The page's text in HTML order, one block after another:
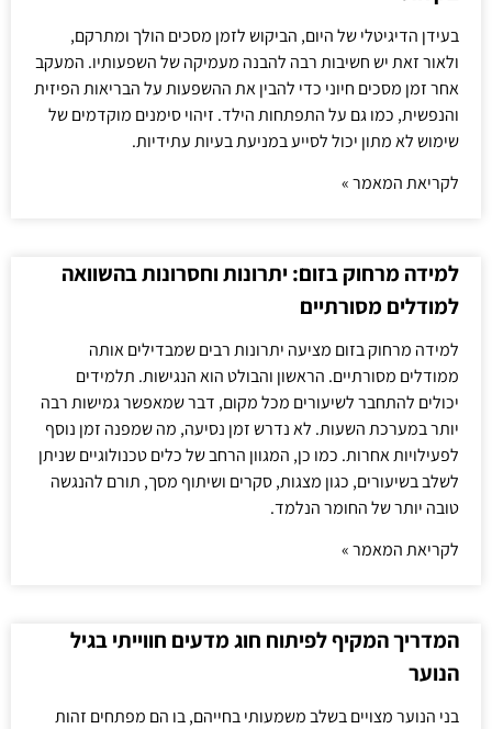
בעידן הדיגיטלי של היום, הביקוש לזמן מסכים הולך ומתרקם,
ולאור זאת יש חשיבות רבה להבנה מעמיקה של השפעותיו. המעקב
אחר זמן מסכים חיוני כדי להבין את ההשפעות על הבריאות הפיזית
והנפשית, כמו גם על התפתחות הילד. זיהוי סימנים מוקדמים של
שימוש לא מתון יכול לסייע במניעת בעיות עתידיות.
לקריאת המאמר »
למידה מרחוק בזום: יתרונות וחסרונות בהשוואה
למודלים מסורתיים
למידה מרחוק בזום מציעה יתרונות רבים שמבדילים אותה
ממודלים מסורתיים. הראשון והבולט הוא הנגישות. תלמידים
יכולים להתחבר לשיעורים מכל מקום, דבר שמאפשר גמישות רבה
יותר במערכת השעות. לא נדרש זמן נסיעה, מה שמפנה זמן נוסף
לפעילויות אחרות. כמו כן, המגוון הרחב של כלים טכנולוגיים שניתן
לשלב בשיעורים, כגון מצגות, סקרים ושיתוף מסך, תורם להנגשה
טובה יותר של החומר הנלמד.
לקריאת המאמר »
המדריך המקיף לפיתוח חוג מדעים חווייתי בגיל
הנוער
בני הנוער מצויים בשלב משמעותי בחייהם, בו הם מפתחים זהות